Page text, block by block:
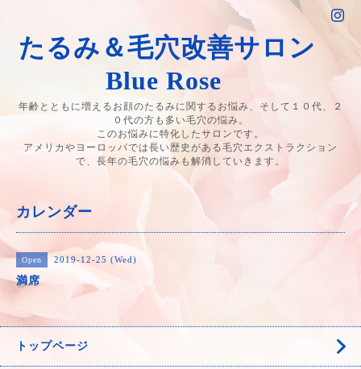
たるみ＆毛穴改善サロン
Blue Rose
年齢とともに増えるお顔のたるみに関するお悩み、そして１０代、２
０代の方も多い毛穴の悩み。
このお悩みに特化したサロンです。
アメリカやヨーロッパでは長い歴史がある毛穴エクストラクション
で、長年の毛穴の悩みも解消していきます。
カレンダー
Open 2019-12-25 (Wed)
満席
トップページ